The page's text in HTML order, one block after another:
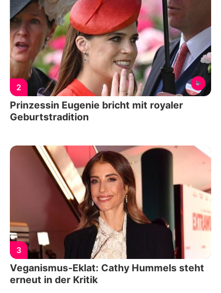
2
Prinzessin Eugenie bricht mit royaler
Geburtstradition
3
Veganismus-Eklat: Cathy Hummels steht
erneut in der Kritik